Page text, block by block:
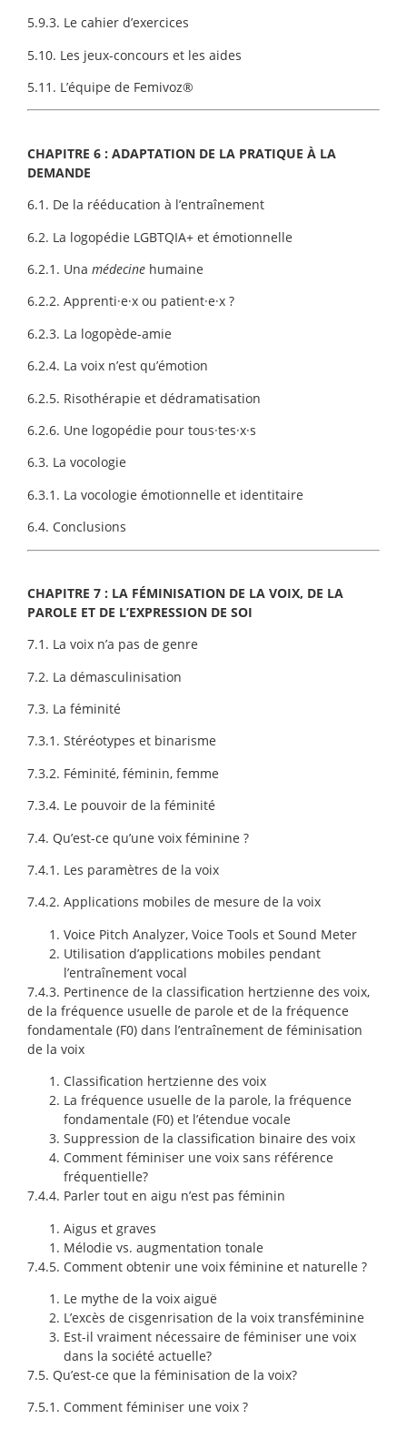
5.9.3. Le cahier d’exercices
5.10. Les jeux-concours et les aides
5.11. L’équipe de Femivoz®
CHAPITRE 6 : ADAPTATION DE LA PRATIQUE À LA
DEMANDE
6.1. De la rééducation à l’entraînement
6.2. La logopédie LGBTQIA+ et émotionnelle
6.2.1. Una médecine humaine
6.2.2. Apprenti·e·x ou patient·e·x ?
6.2.3. La logopède-amie
6.2.4. La voix n’est qu’émotion
6.2.5. Risothérapie et dédramatisation
6.2.6. Une logopédie pour tous·tes·x·s
6.3. La vocologie
6.3.1. La vocologie émotionnelle et identitaire
6.4. Conclusions
CHAPITRE 7 : LA FÉMINISATION DE LA VOIX, DE LA
PAROLE ET DE L’EXPRESSION DE SOI
7.1. La voix n’a pas de genre
7.2. La démasculinisation
7.3. La féminité
7.3.1. Stéréotypes et binarisme
7.3.2. Féminité, féminin, femme
7.3.4. Le pouvoir de la féminité
7.4. Qu’est-ce qu’une voix féminine ?
7.4.1. Les paramètres de la voix
7.4.2. Applications mobiles de mesure de la voix
Voice Pitch Analyzer, Voice Tools et Sound Meter
Utilisation d’applications mobiles pendant
l’entraînement vocal
7.4.3. Pertinence de la classification hertzienne des voix,
de la fréquence usuelle de parole et de la fréquence
fondamentale (F0) dans l’entraînement de féminisation
de la voix
Classification hertzienne des voix
La fréquence usuelle de la parole, la fréquence
fondamentale (F0) et l’étendue vocale
Suppression de la classification binaire des voix
Comment féminiser une voix sans référence
fréquentielle?
7.4.4. Parler tout en aigu n’est pas féminin
Aigus et graves
Mélodie vs. augmentation tonale
7.4.5. Comment obtenir une voix féminine et naturelle ?
Le mythe de la voix aiguë
L’excès de cisgenrisation de la voix transféminine
Est-il vraiment nécessaire de féminiser une voix
dans la société actuelle?
7.5. Qu’est-ce que la féminisation de la voix?
7.5.1. Comment féminiser une voix ?